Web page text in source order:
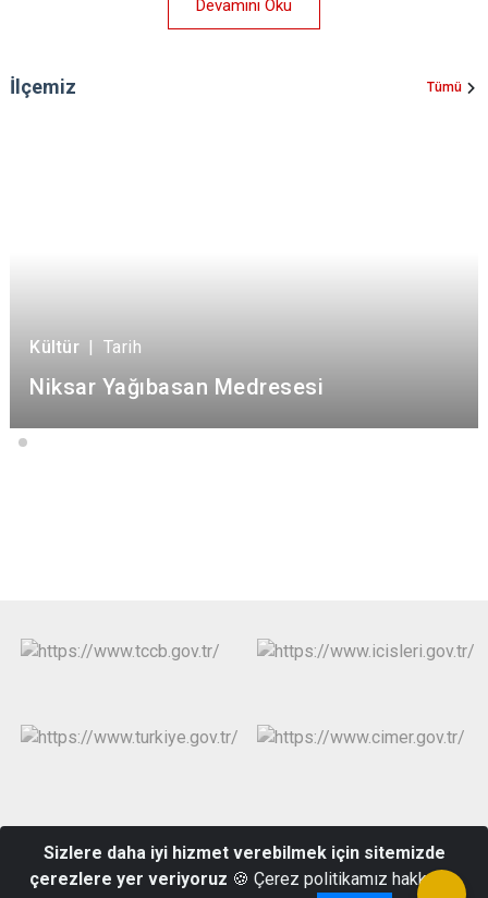
Devamını Oku
İlçemiz Tümü
Kültür | Tarih
Niksar Yağıbasan Medresesi
Bağlar Mahallesi, Hükümet Meydanı, No:53 Niksar/TOKAT
Sizlere daha iyi hizmet verebilmek için sitemizde
çerezlere yer veriyoruz 🍪 Çerez politikamız hakkında